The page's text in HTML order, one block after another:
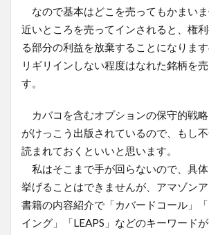
なので基本はどこを売ってもかまいま
近いところを売ってインされると、権
る部分の利益を放棄することになりま
リギリインしない程度はなれた銘柄を
す。
カバコを含むオプションの保守的戦
がけっこう出版されているので、もし
読まれておくといいと思います。
私はそこまで手が回らないので、具
挙げることはできませんが、アマゾン
書籍の内容紹介で「カバードコール」
イング」「LEAPS」などのキーワードが